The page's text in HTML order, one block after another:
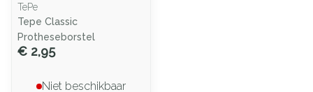
TePe
Tepe Classic
Protheseborstel
€ 2,95
Niet beschikbaar